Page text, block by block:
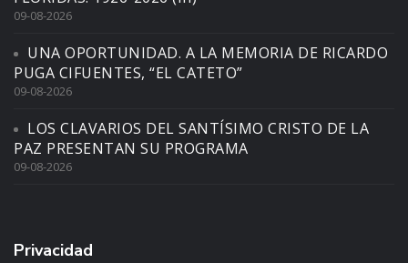
09-08-2026
UNA OPORTUNIDAD. A LA MEMORIA DE RICARDO
PUGA CIFUENTES, “EL CATETO”
09-08-2026
LOS CLAVARIOS DEL SANTÍSIMO CRISTO DE LA
PAZ PRESENTAN SU PROGRAMA
09-08-2026
Privacidad